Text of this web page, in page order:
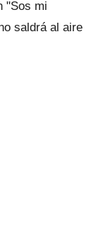
"Sos mi
saldrá al aire